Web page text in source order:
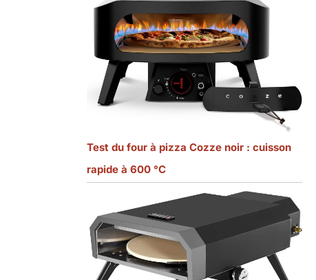
Test du four à pizza Cozze noir : cuisson
rapide à 600 °C